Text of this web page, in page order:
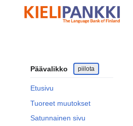
sisältöön
Päävalikko piilota
Etusivu
Tuoreet muutokset
Satunnainen sivu